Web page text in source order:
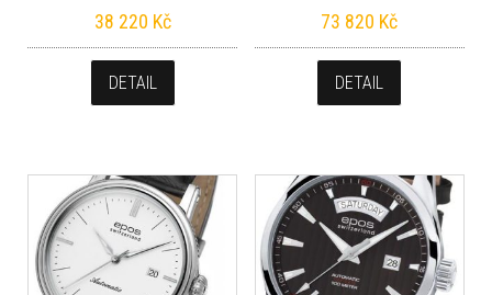
38 220 Kč
DETAIL
73 820 Kč
DETAIL